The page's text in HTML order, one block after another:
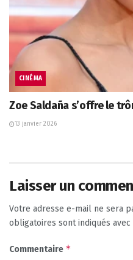
CINÉMA
Zoe Saldaña s’offre le
13 janvier 2026
Laisser un
Votre adresse e-mail ne sera
obligatoires sont indiqués avec
Commentaire *